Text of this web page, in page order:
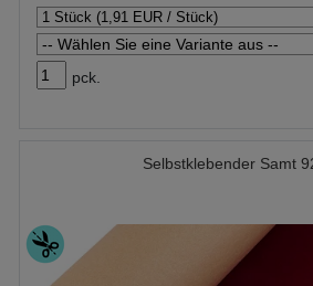
pck.
Selbstklebender Samt